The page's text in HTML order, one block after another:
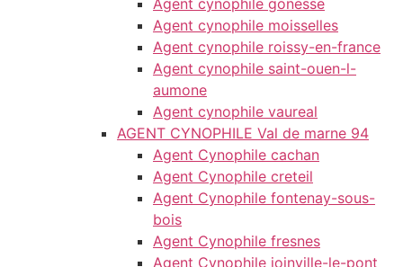
Agent cynophile gonesse
Agent cynophile moisselles
Agent cynophile roissy-en-france
Agent cynophile saint-ouen-l-
aumone
Agent cynophile vaureal
AGENT CYNOPHILE Val de marne 94
Agent Cynophile cachan
Agent Cynophile creteil
Agent Cynophile fontenay-sous-
bois
Agent Cynophile fresnes
Agent Cynophile joinville-le-pont